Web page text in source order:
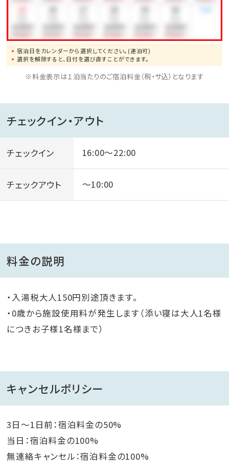
宿泊日をカレンダーから選択してください。(連泊可)
選択を解除すると、日付を選び直すことができます。
※料金表示は１泊当たりのご宿泊料金（税・サ込）となります
チェックイン・アウト
チェックイン 16:00～22:00
チェックアウト ～10:00
料金の説明
・入湯税大人150円別途頂きます。
・0歳から施設使用料が発生します（添い寝は大人1名様
につきお子様1名様まで）
キャンセルポリシー
3日～1日前：宿泊料金の50%
当日：宿泊料金の100%
無連絡キャンセル：宿泊料金の100%